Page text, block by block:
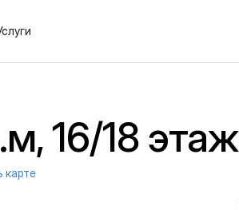
16/18 этаж
карте